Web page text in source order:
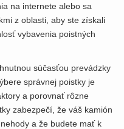
na internete alebo sa
z oblasti, aby ste získali
vybavenia poistných
súčasťou prevádzky
správnej poistky je
a porovnať rôzne
zabezpečí, že váš kamión
a že budete mať k